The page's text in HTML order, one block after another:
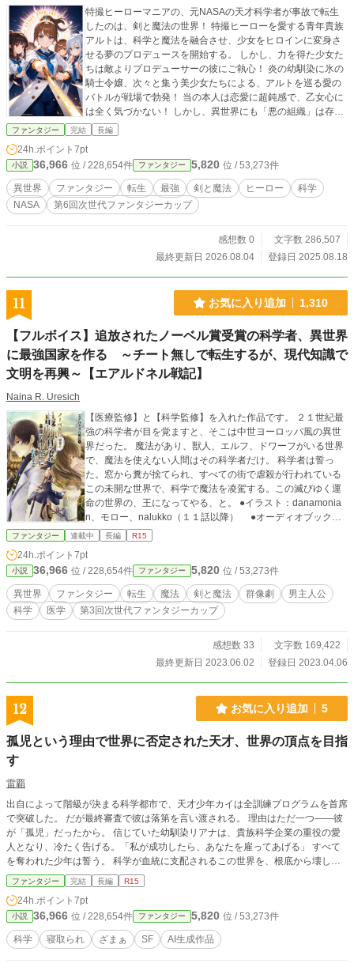
特撮ヒーローマニアの、元NASAの天才科学者が事故で転生
したのは、剣と魔法の世界！ 特撮ヒーローを愛する青年貴族
アルトは、科学と魔法を融合させ、少女をヒロインに変身さ
せる夢のプロデュースを開始する。 しかし、力を得た少女た
ちは敵よりプロデューサーの彼にご執心！ 炎の幼馴染に氷の
騎士令嬢、次々と集う美少女たちによる、アルトを巡る愛の
バトルが戦場で勃発！ 当の本人は恋愛に超鈍感で、乙女心に
は全く気づかない！ しかし、異世界にも「悪の組織」は存在
した！国内の陰謀から、やがて銀河を揺るがす巨大な敵との
ス・ラブコメ、ここに開幕！
ファンタジー 完結 長編
24h.ポイント 7pt
小説 36,966 位 / 228,654件 ファンタジー 5,820 位 / 53,273件
異世界 ファンタジー 転生 最強 剣と魔法 ヒーロー
科学
NASA
第6回次世代ファンタジーカップ
感想数 0
文字数 286,507
最終更新日 2026.08.04
登録日 2025.08.18
11 お気に入り追加 1,310
【フルボイス】追放されたノーベル賞受賞の科学者、異世界
に最強国家を作る ～チート無しで転生するが、現代知識で
文明を再興～【エアルドネル戦記】
Naina R. Uresich
【医療監修】と【科学監修】を入れた作品です。 ２１世紀最
強の科学者が目を覚ますと、そこは中世ヨーロッパ風の異世
界だった。 魔法があり、獣人、エルフ、ドワーフがいる世界
で、魔法を使えない人間はその科学者だけ。 科学者は誓っ
た。窓から糞が捨てられ、すべての街で虐殺が行われている
この未開な世界で、科学で魔法を凌駕する。この滅びゆく運
命の世界の、王になってやる、と。 ●イラスト：danamonia
n、モロー、nalukko（１１話以降） ●オーディオブック：
CV 華夢しえる ●校正：Nanase ●医療監修：Noihsuy（脳神
ウ（科学ライター）、 M. A. Marchi（Chemistry） ●翻訳協力
（古代英語）：James A.C. Combe (ケンブリッジ大学) エア
ルドネル戦記（Record of Ealdor Nere）は全部で三部となり
ます。 第一部：世界最強の科学者、未開の中世に転生する 第
二部：聖戦とひとつの王座（仮） 第三部：わたしだけがいな
な、元米国企業の映像脚本家です。その為、通常 Web小説と
は違ったテイストかもしれませんが、楽しんでいただけます
りボタンの周辺）か、Webページ（Twitterの隣）から、ダウ
ファンタジー 連載中 長編 R15
24h.ポイント 7pt
小説 36,966 位 / 228,654件 ファンタジー 5,820 位 / 53,273件
異世界 ファンタジー 転生 魔法 剣と魔法 群像劇
男主人公
科学
医学 第3回次世代ファンタジーカップ
感想数 33
文字数 169,422
最終更新日 2023.06.02
登録日 2023.04.06
12 お気に入り追加 5
孤児という理由で世界に否定された天才、世界の頂点を目指
す
雷覇
出自によって階級が決まる科学都市で、天才少年カイは全訓練プログラムを首席
で突破した。 だが最終審査で彼は落第を言い渡される。 理由はただ一つ――彼
が「孤児」だったから。 信じていた幼馴染リアナは、貴族科学企業の重役の愛
人となり、冷たく告げる。「私が成功したら、あなたを雇ってあげる」 すべて
を奪われた少年は誓う。 科学が血統に支配されるこの世界を、根底から壊して
やると――。 いま、“孤児の天才”による反撃が始まる。 誰よりも合理的に、冷
静に、そして…静かに燃える怒りとともに。
ファンタジー 完結 長編 R15
24h.ポイント 7pt
小説 36,966 位 / 228,654件 ファンタジー 5,820 位 / 53,273件
科学 寝取られ ざまぁ SF AI生成作品